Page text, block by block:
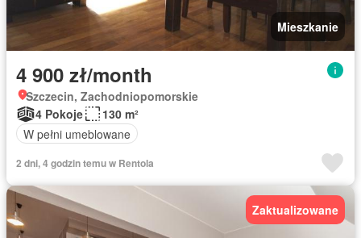
Mieszkanie
4 900 zł/month
Szczecin, Zachodniopomorskie
4 Pokoje
130 m²
W pełni umeblowane
2 dni, 4 godzin temu w Rentola
Zaktualizowane